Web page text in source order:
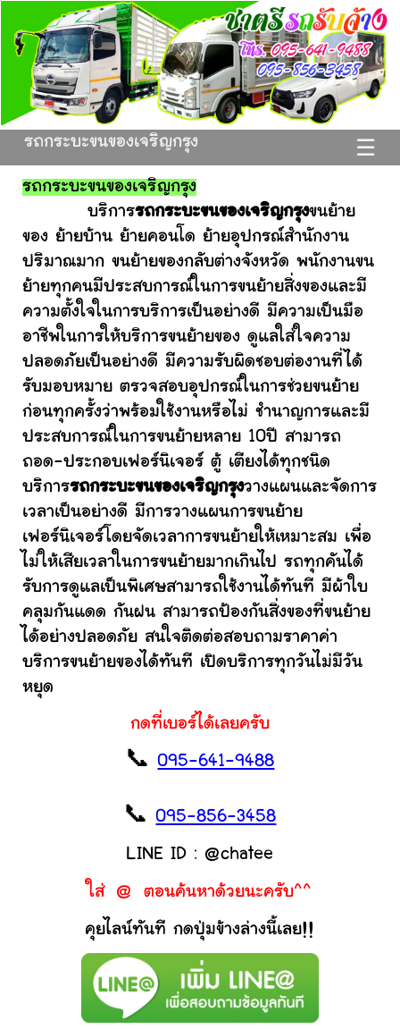
☰
รถกระบะขนของเจริญกรุง
รถกระบะขนของเจริญกรุง
บริการรถกระบะขนของเจริญกรุงขนย้าย
ของ ย้ายบ้าน ย้ายคอนโด ย้ายอุปกรณ์สำนักงาน
ปริมาณมาก ขนย้ายของกลับต่างจังหวัด พนักงานขน
ย้ายทุกคนมีประสบการณ์ในการขนย้ายสิ่งของและมี
ความตั้งใจในการบริการเป็นอย่างดี มีความเป็นมือ
อาชีพในการให้บริการขนย้ายของ ดูแลใส่ใจความ
ปลอดภัยเป็นอย่างดี มีความรับผิดชอบต่องานที่ได้
รับมอบหมาย ตรวจสอบอุปกรณ์ในการช่วยขนย้าย
ก่อนทุกครั้งว่าพร้อมใช้งานหรือไม่ ชำนาญการและมี
ประสบการณ์ในการขนย้ายหลาย 10ปี สามารถ
ถอด-ประกอบเฟอร์นิเจอร์ ตู้ เตียงได้ทุกชนิด
บริการรถกระบะขนของเจริญกรุงวางแผนและจัดการ
เวลาเป็นอย่างดี มีการวางแผนการขนย้าย
เฟอร์นิเจอร์โดยจัดเวลาการขนย้ายให้เหมาะสม เพื่อ
ไม่ให้เสียเวลาในการขนย้ายมากเกินไป รถทุกคันได้
รับการดูแลเป็นพิเศษสามารถใช้งานได้ทันที มีผ้าใบ
คลุมกันแดด กันฝน สามารถป้องกันสิ่งของที่ขนย้าย
ได้อย่างปลอดภัย สนใจติดต่อสอบถามราคาค่า
บริการขนย้ายของได้ทันที เปิดบริการทุกวันไม่มีวัน
หยุด
กดที่เบอร์ได้เลยครับ
📞095-641-9488
📞095-856-3458
LINE ID : @chatee
ใส่ @ ตอนค้นหาด้วยนะครับ^^
คุยไลน์ทันที กดปุ่มข้างล่างนี้เลย!!